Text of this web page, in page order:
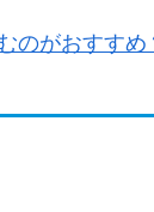
のがおすすめ